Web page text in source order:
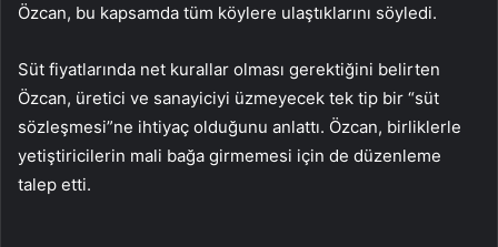
Özcan, bu kapsamda tüm köylere ulaştıklarını söyledi.
Süt fiyatlarında net kurallar olması gerektiğini belirten
Özcan, üretici ve sanayiciyi üzmeyecek tek tip bir “süt
sözleşmesi”ne ihtiyaç olduğunu anlattı. Özcan, birliklerle
yetiştiricilerin mali bağa girmemesi için de düzenleme
talep etti.